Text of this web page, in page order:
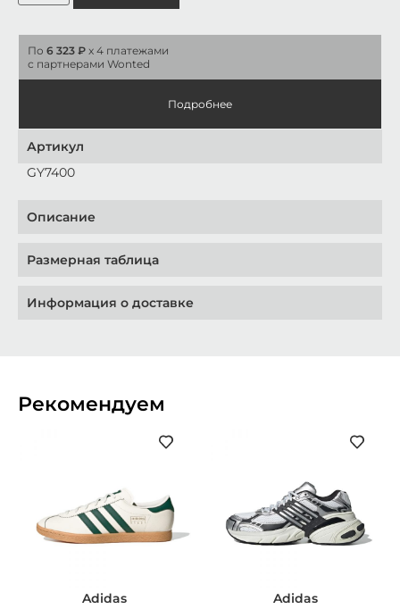
По 6 323 ₽ x 4 платежами
с партнерами Wonted
Подробнее
Артикул
GY7400
Описание
Размерная таблица
Информация о доставке
Рекомендуем
Adidas
Adidas